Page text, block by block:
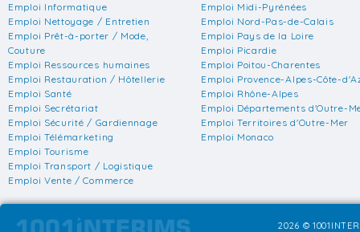
Emploi Informatique
Emploi Nettoyage / Entretien
Emploi Prêt-à-porter / Mode,
Couture
Emploi Ressources humaines
Emploi Restauration / Hôtellerie
Emploi Santé
Emploi Secrétariat
Emploi Sécurité / Gardiennage
Emploi Télémarketing
Emploi Tourisme
Emploi Transport / Logistique
Emploi Vente / Commerce
Emploi Midi-Pyrénées
Emploi Nord-Pas-de-Calais
Emploi Pays de la Loire
Emploi Picardie
Emploi Poitou-Charentes
Emploi Provence-Alpes-Côte-
Emploi Rhône-Alpes
Emploi Départements d'Outre-
Emploi Territoires d'Outre-Mer
Emploi Monaco
2026 ©